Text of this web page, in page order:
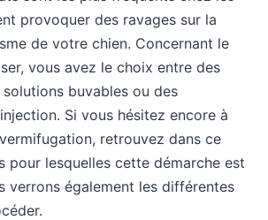
provoquer des ravages sur la
de votre chien. Concernant le
vous avez le choix entre des
buvables ou des
Si vous hésitez encore à
retrouvez dans ce
pour lesquelles cette démarche est
verrons également les différentes